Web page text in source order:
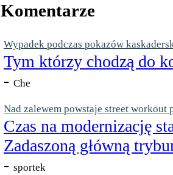
Komentarze
Wypadek podczas pokazów
Tym którzy chodzą do
- Che
Nad zalewem powstaje street workout
Czas na modernizację
Zadaszoną główną
- sportek